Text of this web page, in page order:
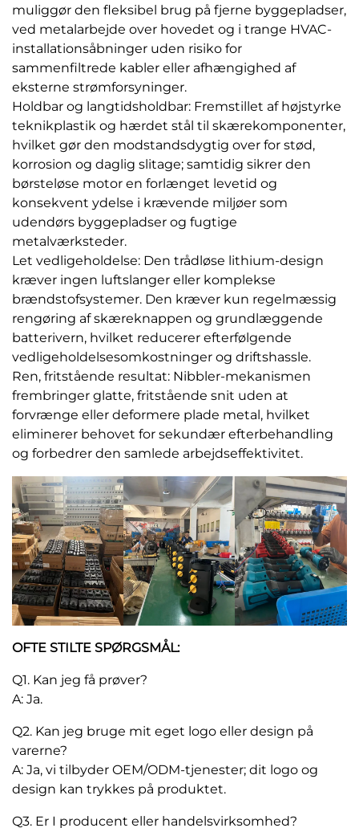
muliggør den fleksibel brug på fjerne byggepladser,
ved metalarbejde over hovedet og i trange HVAC-
installationsåbninger uden risiko for
sammenfiltrede kabler eller afhængighed af
eksterne strømforsyninger.
Holdbar og langtidsholdbar: Fremstillet af højstyrke
teknikplastik og hærdet stål til skærekomponenter,
hvilket gør den modstandsdygtig over for stød,
korrosion og daglig slitage; samtidig sikrer den
børsteløse motor en forlænget levetid og
konsekvent ydelse i krævende miljøer som
udendørs byggepladser og fugtige
metalværksteder.
Let vedligeholdelse: Den trådløse lithium-design
kræver ingen luftslanger eller komplekse
brændstofsystemer. Den kræver kun regelmæssig
rengøring af skæreknappen og grundlæggende
batterivern, hvilket reducerer efterfølgende
vedligeholdelsesomkostninger og driftshassle.
Ren, fritstående resultat: Nibbler-mekanismen
frembringer glatte, fritstående snit uden at
forvrænge eller deformere plade metal, hvilket
eliminerer behovet for sekundær efterbehandling
og forbedrer den samlede arbejdseffektivitet.
OFTE STILTE SPØRGSMÅL:
Q1. Kan jeg få prøver?
A: Ja.
Q2. Kan jeg bruge mit eget logo eller design på
varerne?
A: Ja, vi tilbyder OEM/ODM-tjenester; dit logo og
design kan trykkes på produktet.
Q3. Er I producent eller handelsvirksomhed?